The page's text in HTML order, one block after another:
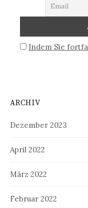
Indem Sie
ARCHIV
Dezember 2023
April 2022
März 2022
Februar 2022